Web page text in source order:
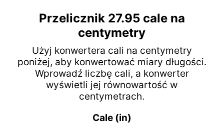
Przelicznik 27.95 cale na
centymetry
Użyj konwertera cali na centymetry
poniżej, aby konwertować miary długości.
Wprowadź liczbę cali, a konwerter
wyświetli jej równowartość w
centymetrach.
Cale (in)